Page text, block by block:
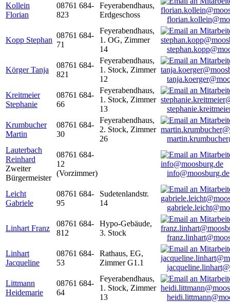
Kollein
Florian
08761 684-
823
Feyerabendhaus,
Erdgeschoss
Kopp Stephan
08761 684-
71
Feyerabendhaus,
1. OG, Zimmer
14
Körger Tanja
08761 684-
821
Feyerabendhaus,
1. Stock, Zimmer
12
Kreitmeier
Stephanie
08761 684-
66
Feyerabendhaus,
1. Stock, Zimmer
13
Krumbucher
Martin
08761 684-
30
Feyerabendhaus,
2. Stock, Zimmer
26
Lauterbach
Reinhard
Zweiter
Bürgermeister
08761 684-
12
(Vorzimmer)
info@moosburg.de
Leicht
Gabriele
08761 684-
95
Sudetenlandstr.
14
Linhart Franz
08761 684-
812
Hypo-Gebäude,
3. Stock
Linhart
Jacqueline
08761 684-
53
Rathaus, EG,
Zimmer G1.1
Littmann
Heidemarie
08761 684-
64
Feyerabendhaus,
1. Stock, Zimmer
13